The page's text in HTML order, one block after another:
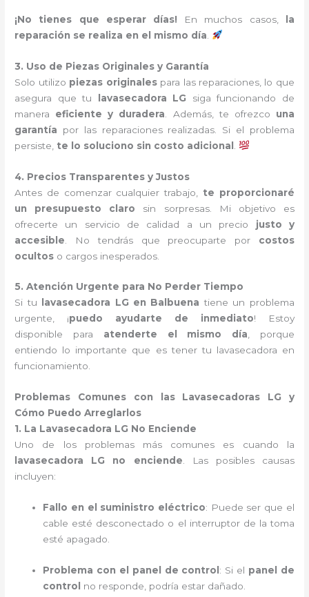
¡No tienes que esperar días! En muchos casos,
la
reparación se realiza en el mismo día
3. Uso de Piezas Originales y Garantía
Solo utilizo piezas originalespara las reparaciones, lo que
asegura que tu
lavasecadora LG siga funcionando de
manera eficiente y duradera . Además, te ofrezco una
garantía por las reparaciones realizadas. Si el problema
persiste, te lo soluciono sin costo adicional
4. Precios Transparentes y Justos
Antes de comenzar cualquier trabajo, te proporcionaré
un presupuesto claro sin sorpresas. Mi objetivo es
ofrecerte un servicio de calidad a un precio justo y
accesible . No tendrás que preocuparte por costos
ocultos o cargos inesperados.
5. Atención Urgente para No Perder Tiempo
Si tu
lavasecadora LG en Balbuena tiene un problema
urgente, ¡puedo ayudarte de inmediato! Estoy
disponible para atenderte el mismo día, porque
entiendo lo importante que es tener tu lavasecadora en
funcionamiento.
Problemas Comunes con las Lavasecadoras LG y
Cómo Puedo Arreglarlos
1. La Lavasecadora LG No Enciende
Uno de los problemas más comunes es cuando la
lavasecadora LG no enciende. Las posibles causas
incluyen:
Fallo en el suministro eléctrico: Puede ser que el
cable esté desconectado o el interruptor de la toma
esté apagado.
Problema con el panel de control : Si el panel de
control
no responde, podría estar dañado.